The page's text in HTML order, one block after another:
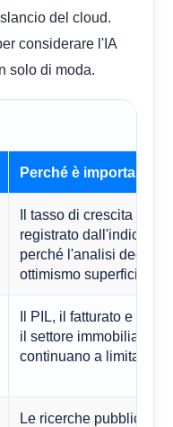
del cloud.
considerare l'IA
solo di moda.
Perché è importante
Il tasso di crescita
registrato dall'indice
perché l'analisi degli
ottimismo superficiale.
Il PIL, il fatturato e
il settore immobiliare
continuano a limitare le
Le ricerche pubbliche